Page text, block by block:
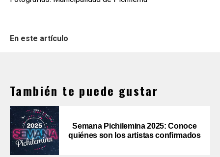
En este artículo
También te puede gustar
Semana Pichilemina 2025: Conoce
quiénes son los artistas confirmados